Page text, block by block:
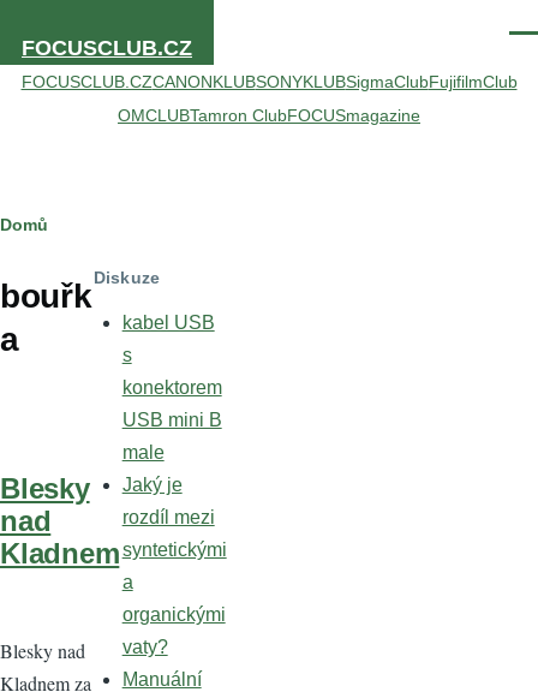
FOCUSCLUB.CZ
FOCUSCLUB.CZCANONKLUBSONYKLUBSigmaClubFujifilmClub
OMCLUBTamron ClubFOCUSmagazine
Drobečková
navigace
Domů
bouřk
a
Blesky
nad
Kladnem
Blesky nad
Kladnem za
Diskuze
kabel USB
s
konektorem
USB mini B
male
Jaký je
rozdíl mezi
syntetickými
a
organickými
vaty?
Manuální